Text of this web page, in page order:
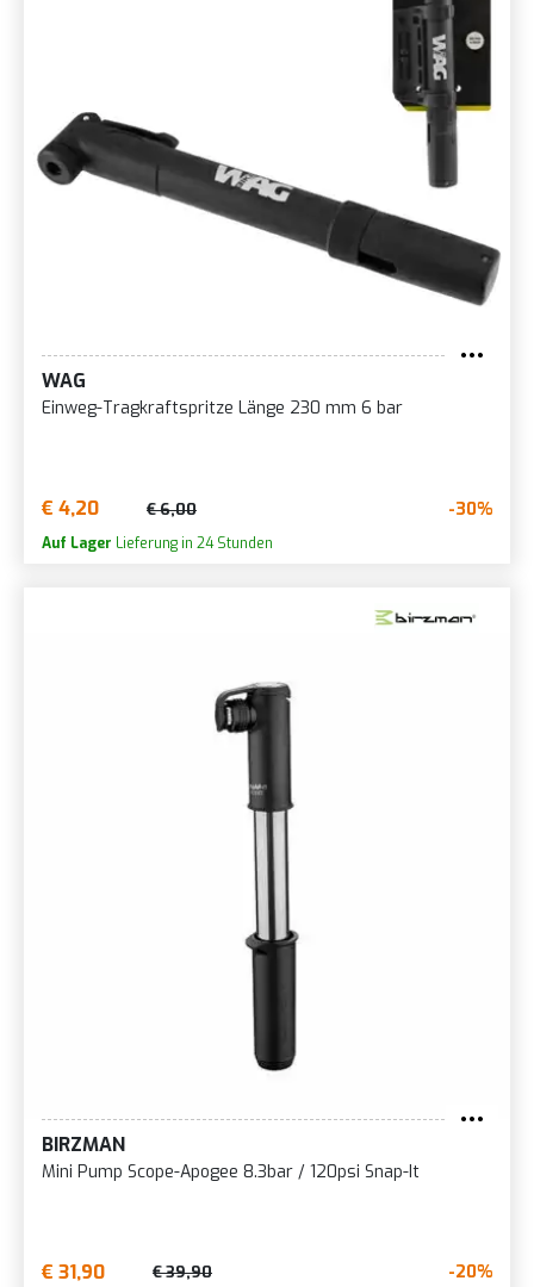
WAG
Einweg-Tragkraftspritze Länge 230 mm 6 bar
€ 4,20 € 6,00 -30%
Auf Lager Lieferung in 24 Stunden
BIRZMAN
Mini Pump Scope-Apogee 8.3bar / 120psi Snap-It
€ 31,90 € 39,90 -20%